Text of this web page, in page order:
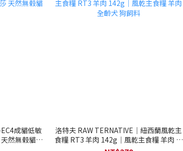
成貓低敏
然無榖貓糧
洛特夫 RAW TERNATIVE｜紐西蘭風乾主
食糧 RT3 羊肉 142g｜風乾主食糧 羊肉 全
齡犬 狗飼料